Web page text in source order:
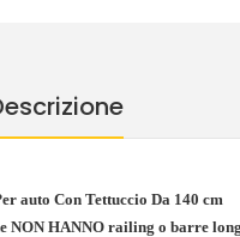
auto Con Tettuccio Da 140 cm
HANNO railing o barre